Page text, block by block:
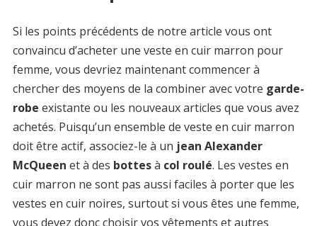
Si les points précédents de notre article vous ont
convaincu d’acheter une veste en cuir marron pour
femme, vous devriez maintenant commencer à
chercher des moyens de la combiner avec votre garde-
robe existante ou les nouveaux articles que vous avez
achetés. Puisqu’un ensemble de veste en cuir marron
doit être actif, associez-le à un jean Alexander
McQueen et à des bottesà col roulé. Les vestes en
cuir marron ne sont pas aussi faciles à porter que les
vestes en cuir noires, surtout si vous êtes une femme,
vous devez donc choisir vos vêtements et autres